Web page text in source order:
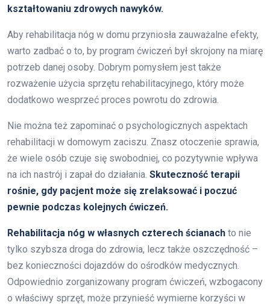
kształtowaniu zdrowych nawyków.
Aby rehabilitacja nóg w domu przyniosła zauważalne efekty,
warto zadbać o to, by program ćwiczeń był skrojony na miarę
potrzeb danej osoby. Dobrym pomysłem jest także
rozważenie użycia sprzętu rehabilitacyjnego, który może
dodatkowo wesprzeć proces powrotu do zdrowia.
Nie można też zapominać o psychologicznych aspektach
rehabilitacji w domowym zaciszu. Znasz otoczenie sprawia,
że wiele osób czuje się swobodniej, co pozytywnie wpływa
na ich nastrój i zapał do działania. Skuteczność terapii
rośnie, gdy pacjent może się zrelaksować i poczuć
pewnie podczas kolejnych ćwiczeń.
Rehabilitacja nóg w własnych czterech ścianach to nie
tylko szybsza droga do zdrowia, lecz także oszczędność –
bez konieczności dojazdów do ośrodków medycznych.
Odpowiednio zorganizowany program ćwiczeń, wzbogacony
o właściwy sprzęt, może przynieść wymierne korzyści w